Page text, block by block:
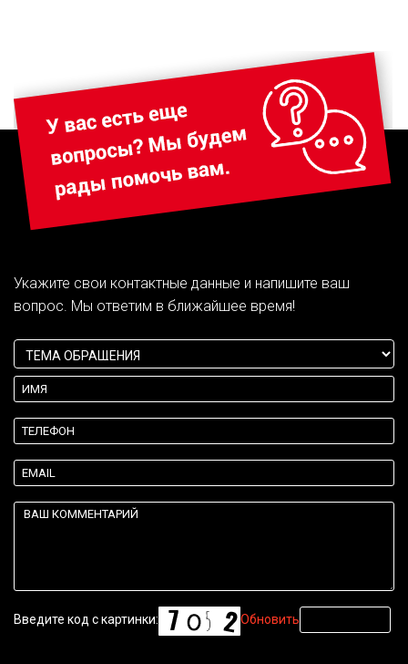
Укажите свои контактные данные и напишите ваш
вопрос. Мы ответим в ближайшее время!
Введите код с картинки: Обновить